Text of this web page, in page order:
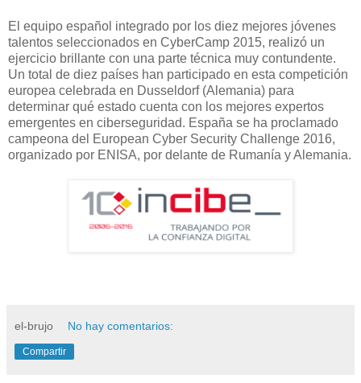
El equipo español integrado por los diez mejores jóvenes
talentos seleccionados en CyberCamp 2015, realizó un
ejercicio brillante con una parte técnica muy contundente.
Un total de diez países han participado en esta competición
europea celebrada en Dusseldorf (Alemania) para
determinar qué estado cuenta con los mejores expertos
emergentes en ciberseguridad. España se ha proclamado
campeona del European Cyber Security Challenge 2016,
organizado por ENISA, por delante de Rumanía y Alemania.
el-brujo No hay comentarios:
Compartir